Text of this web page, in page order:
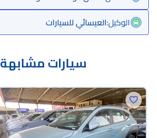
الوكيل:العيسائي للسيارات
سيارات مشابهة